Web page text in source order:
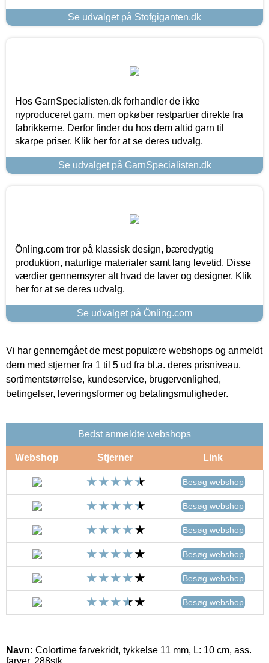
Se udvalget på Stofgiganten.dk
Hos GarnSpecialisten.dk forhandler de ikke
nyproduceret garn, men opkøber restpartier direkte fra
fabrikkerne. Derfor finder du hos dem altid garn til
skarpe priser. Klik her for at se deres udvalg.
Se udvalget på GarnSpecialisten.dk
Önling.com tror på klassisk design, bæredygtig
produktion, naturlige materialer samt lang levetid. Disse
værdier gennemsyrer alt hvad de laver og designer. Klik
her for at se deres udvalg.
Se udvalget på Önling.com
Vi har gennemgået de mest populære webshops og anmeldt
dem med stjerner fra 1 til 5 ud fra bl.a. deres prisniveau,
sortimentstørrelse, kundeservice, brugervenlighed,
betingelser, leveringsformer og betalingsmuligheder.
Bedst anmeldte webshops
Webshop Stjerner Link
Besøg webshop
Besøg webshop
Besøg webshop
Besøg webshop
Besøg webshop
Besøg webshop
Navn: Colortime farvekridt, tykkelse 11 mm, L: 10 cm, ass.
farver, 288stk.